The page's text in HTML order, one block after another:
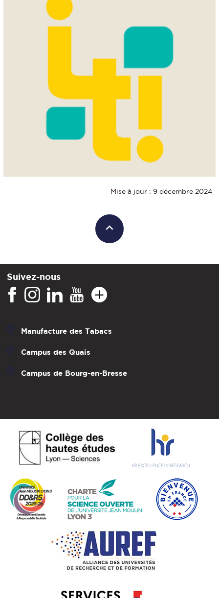
Mise à jour : 9 décembre 2024
Suivez-nous
Manufacture des Tabacs
Campus des Quais
Campus de Bourg-en-Bresse